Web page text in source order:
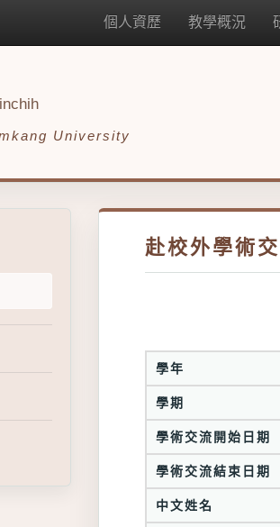
個人資歷 教學概況
University
赴校外學術
學年
學期
學術交流開始日期
學術交流結束日期
中文姓名